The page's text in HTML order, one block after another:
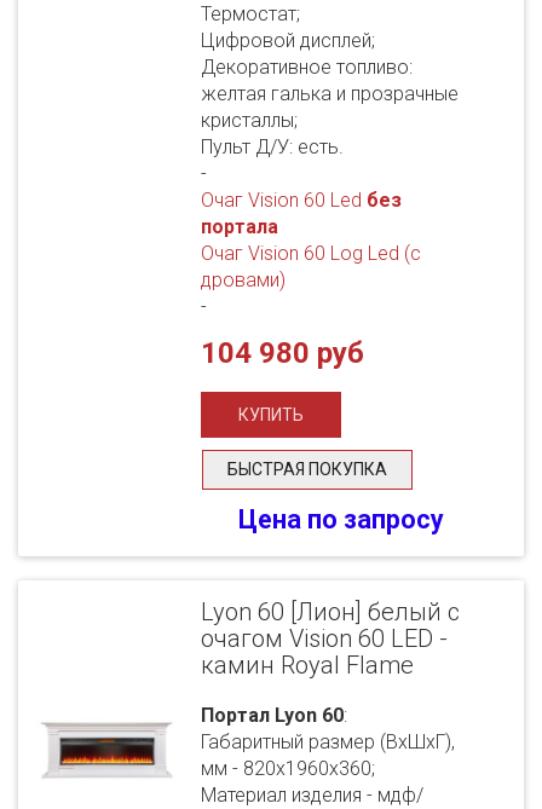
Термостат;
Цифровой дисплей;
Декоративное топливо:
желтая галька и прозрачные
кристаллы;
Пульт Д/У: есть.
-
Очаг Vision 60 Led без
портала
Очаг Vision 60 Log Led (с
дровами)
-
104 980 руб
БЫСТРАЯ ПОКУПКА
Цена по запросу
Lyon 60 [Лион] белый с
очагом Vision 60 LED -
камин Royal Flame
Портал Lyon 60:
Габаритный размер (ВхШхГ),
мм - 820х1960х360;
Материал изделия - мдф/